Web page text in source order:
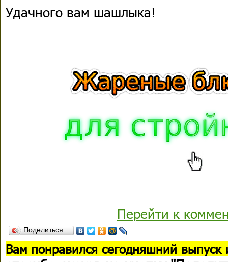
Удачного вам шашлыка!
Перейти к
Поделиться…
Вам понравился сегодняшний выпуск